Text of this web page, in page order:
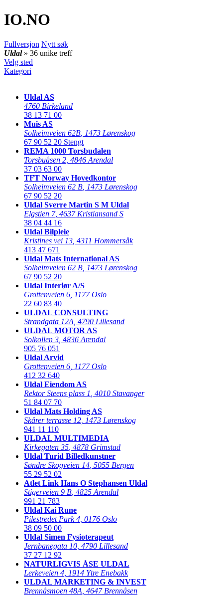
IO.NO
Fullversjon Nytt søk
Uldal » 36 unike treff
Velg sted
Kategori
Uldal AS
4760 Birkeland
38 13 71 00
Muis AS
Solheimveien 62B 1473 Lørenskog
67 90 52 20 Stengt
REMA 1000 Torsbudalen
Torsbuåsen 2 4846 Arendal
37 03 63 00
TFT Norway Hovedkontor
Solheimveien 62 B 1473 Lørenskog
67 90 52 20
Uldal Sverre Martin S M Uldal
Elgstien 7, 4637 Kristiansand S
38 04 44 16
Uldal Bilpleie
Kristines vei 13 4311 Hommersåk
413 47 671
Uldal Mats International AS
Solheimveien 62 B 1473 Lørenskog
67 90 52 20
Uldal Interiør A/S
Grottenveien 6 1177 Oslo
22 60 83 40
ULDAL CONSULTING
Strandgata 12A 4790 Lillesand
ULDAL MOTOR AS
Solkollen 3 4836 Arendal
905 76 051
Uldal Arvid
Grottenveien 6 1177 Oslo
412 32 640
Uldal Eiendom AS
Rektor Steens plass 1 4010 Stavanger
51 84 07 70
Uldal Mats Holding AS
Skårer terrasse 12 1473 Lørenskog
941 11 110
ULDAL MULTIMEDIA
Kirkegaten 35 4878 Grimstad
Uldal Turid Billedkunstner
Søndre Skogveien 14 5055 Bergen
55 29 52 02
Atlet Link Hans O Stephansen Uldal
Stigerveien 9 B 4825 Arendal
991 21 783
Uldal Kai Rune
Pilestredet Park 4 0176 Oslo
38 09 50 00
Uldal Simen Fysioterapeut
Jernbanegata 10 4790 Lillesand
37 27 12 92
NATURLIGVIS ÅSE ULDAL
Lerkeveien 4 1914 Ytre Enebakk
ULDAL MARKETING & INVEST
Brennåsmoen 48A 4647 Brennåsen